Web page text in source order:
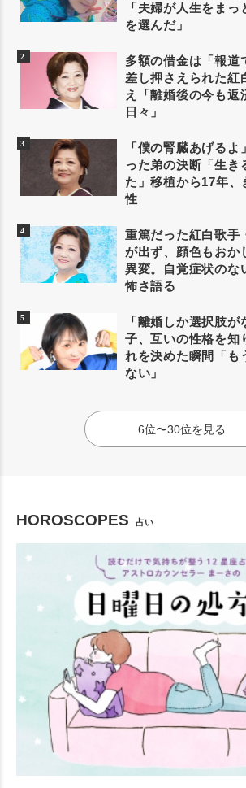
「夫婦が人生をま
を選んだ」
多額の借金は「報道
差し押さえられた紅
え「離婚後の今も返
日々」
「僕の腎臓あげる
った弟の決断「生き
た」移植から17年
性
重篤だった紅白歌手
が出ず、顔色もおか
異変。自覚症状のな
怖さ語る
「離婚しか選択肢
子、互いの性格を知
れを決めた瞬間「も
ない」
6位〜30位を見る
HOROSCOPES 占い